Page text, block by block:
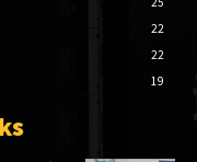
22
22
19